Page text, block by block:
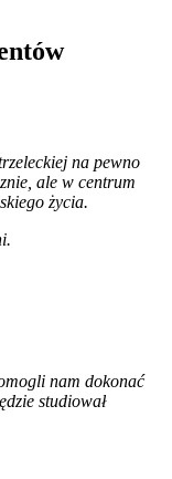
na pewno
ale w centrum
życia.
.
nam dokonać
studiował